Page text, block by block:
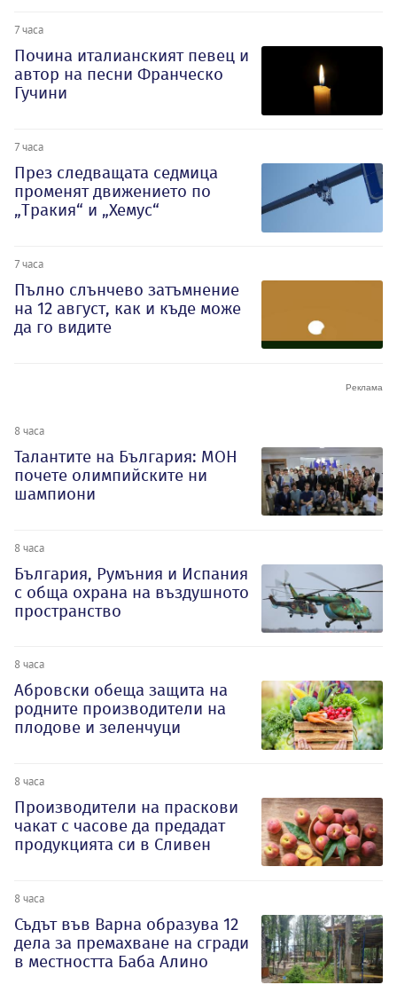
7 часа
Почина италианският певец и
автор на песни Франческо
Гучини
7 часа
През следващата седмица
променят движението по
„Тракия“ и „Хемус“
7 часа
Пълно слънчево затъмнение
на 12 август, как и къде може
да го видите
8 часа
Талантите на България: МОН
почете олимпийските ни
шампиони
8 часа
България, Румъния и Испания
с обща охрана на въздушното
пространство
8 часа
Абровски обеща защита на
родните производители на
плодове и зеленчуци
8 часа
Производители на праскови
чакат с часове да предадат
продукцията си в Сливен
8 часа
Съдът във Варна образува 12
дела за премахване на сгради
в местността Баба Алино